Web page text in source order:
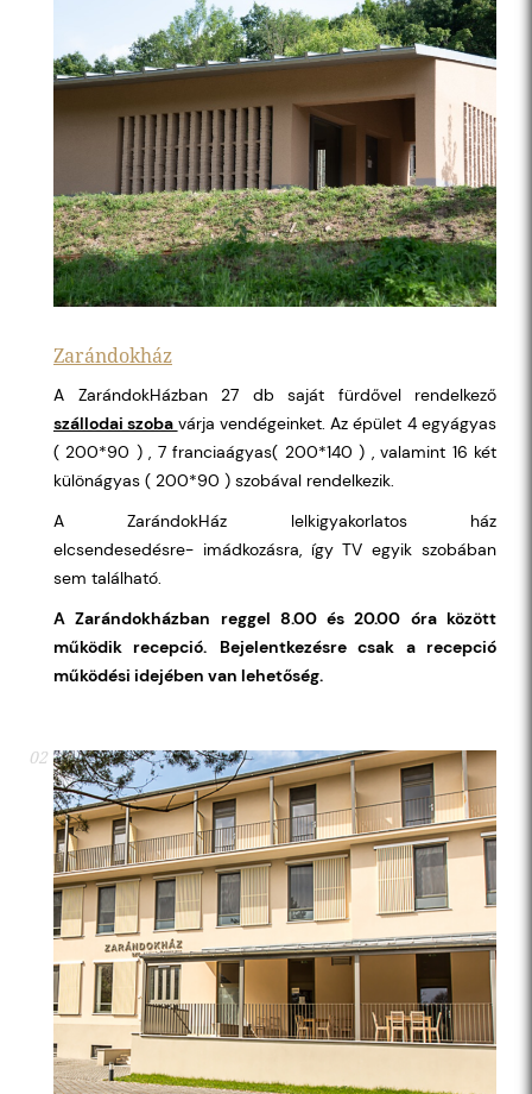
Zarándokház
A ZarándokHázban 27 db saját fürdővel rendelkező
szállodai szoba várja vendégeinket. Az épület 4 egyágyas
( 200*90 ) , 7 franciaágyas( 200*140 ) , valamint 16 két
különágyas ( 200*90 ) szobával rendelkezik.
A ZarándokHáz lelkigyakorlatos ház
elcsendesedésre- imádkozásra, így TV egyik szobában
sem található.
A Zarándokházban reggel 8.00 és 20.00 óra között
működik recepció.
Bejelentkezésre csak a recepció
működési idejében van lehetőség.
02